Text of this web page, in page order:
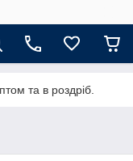
та в роздріб.